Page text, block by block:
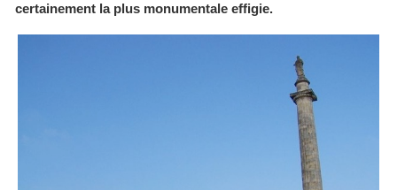
certainement la plus monumentale effigie.